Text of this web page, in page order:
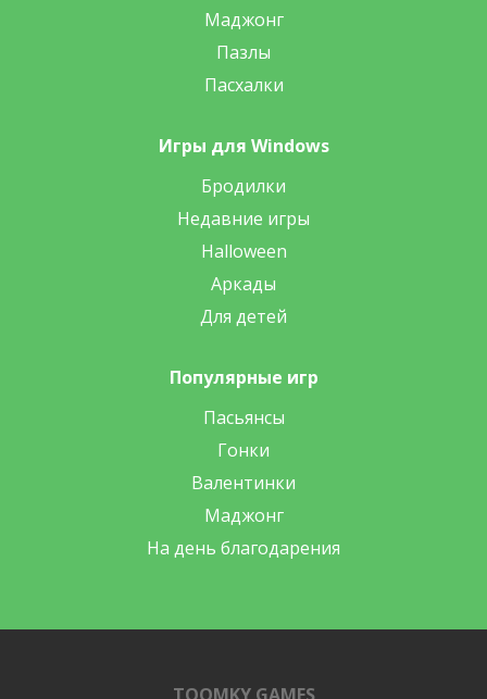
Маджонг
Пазлы
Пасхалки
Игры для Windows
Бродилки
Недавние игры
Halloween
Аркады
Для детей
Популярные игр
Пасьянсы
Гонки
Валентинки
Маджонг
На день благодарения